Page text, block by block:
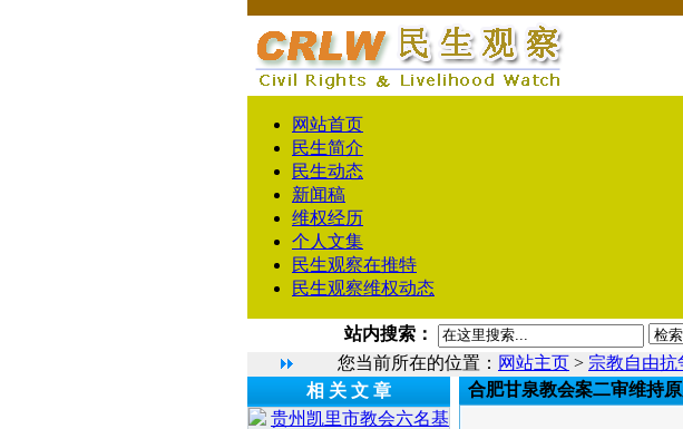
网站首页
民生简介
民生动态
新闻稿
维权经历
个人文集
民生观察在推特
民生观察维权动态
站内搜索：
您当前所在的位置： 网站主页 > 宗教自由抗
相 关 文 章
贵州凯里市教会六名基
合肥甘泉教会案二审维持原